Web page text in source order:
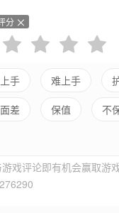
分
手 难上手
差 保值 不
游戏评论即有机会赢取游